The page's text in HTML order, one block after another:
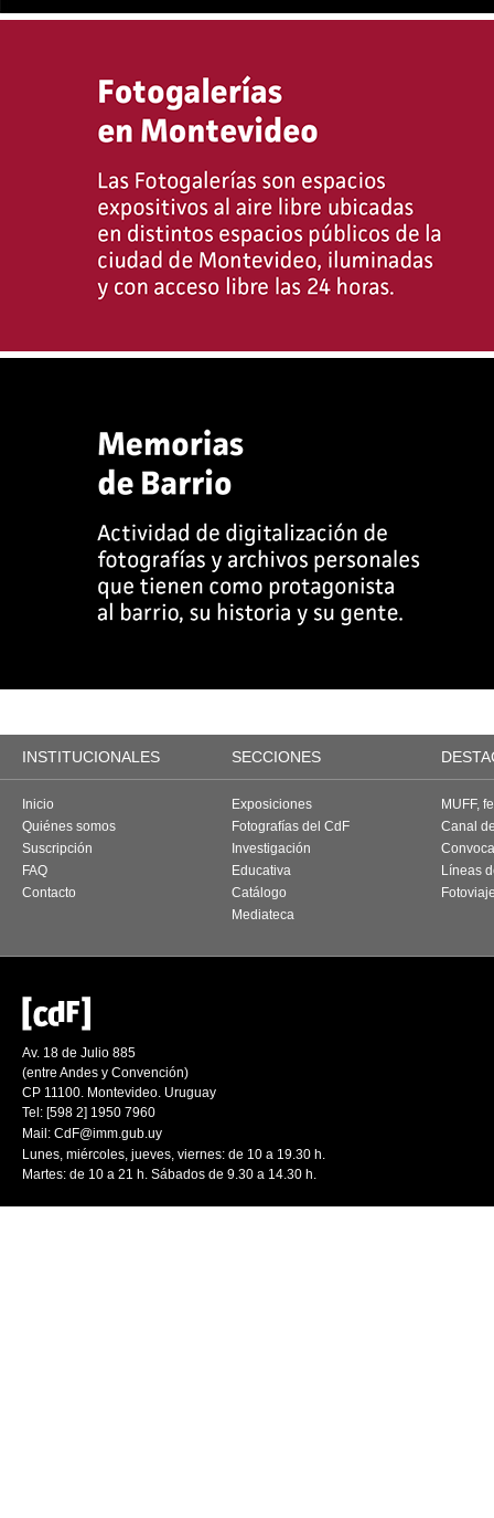
INSTITUCIONALES SECCIONES
Inicio
Quiénes somos
Suscripción
FAQ
Contacto
Exposiciones
Fotografías del CdF
Investigación
Educativa
Catálogo
Mediateca
MUFF,
Canal
Líneas
Av. 18 de Julio 885
(entre Andes y Convención)
CP 11100. Montevideo. Uruguay
Tel: [598 2] 1950 7960
Mail: CdF@imm.gub.uy
Lunes, miércoles, jueves, viernes: de 10 a 19.30 h.
Martes: de 10 a 21 h. Sábados de 9.30 a 14.30 h.